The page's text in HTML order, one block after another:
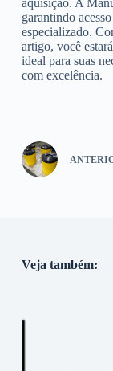
garantindo
especializado.
artigo, você
ideal para suas
com excelência.
Veja também: